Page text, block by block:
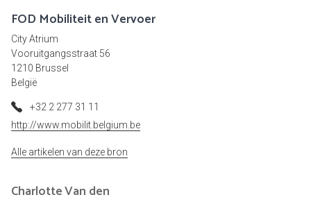
FOD Mobiliteit en Vervoer
City Atrium
Vooruitgangsstraat 56
1210 Brussel
België
+32 2 277 31 11
http://www.mobilit.belgium.be
Alle artikelen van deze bron
CharlotteVan den